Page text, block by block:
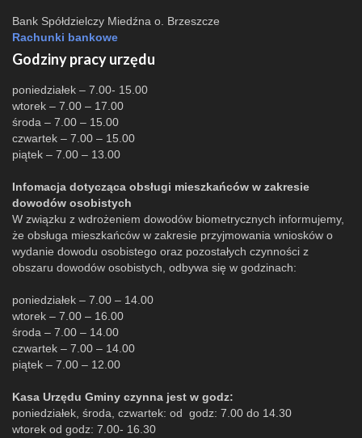
Bank Spółdzielczy Miedźna o. Brzeszcze
Rachunki bankowe
Godziny pracy urzędu
poniedziałek – 7.00- 15.00
wtorek – 7.00 – 17.00
środa – 7.00 – 15.00
czwartek – 7.00 – 15.00
piątek – 7.00 – 13.00
Infomacja dotycząca obsługi mieszkańców w zakresie
dowodów osobistych
W związku z wdrożeniem dowodów biometrycznych informujemy,
że obsługa mieszkańców w zakresie przyjmowania wniosków o
wydanie dowodu osobistego oraz pozostałych czynności z
obszaru dowodów osobistych, odbywa się w godzinach:
poniedziałek – 7.00 – 14.00
wtorek – 7.00 – 16.00
środa – 7.00 – 14.00
czwartek – 7.00 – 14.00
piątek – 7.00 – 12.00
Kasa Urzędu Gminy czynna jest w godz:
poniedziałek, środa, czwartek: od godz: 7.00 do 14.30
wtorek od godz: 7.00- 16.30